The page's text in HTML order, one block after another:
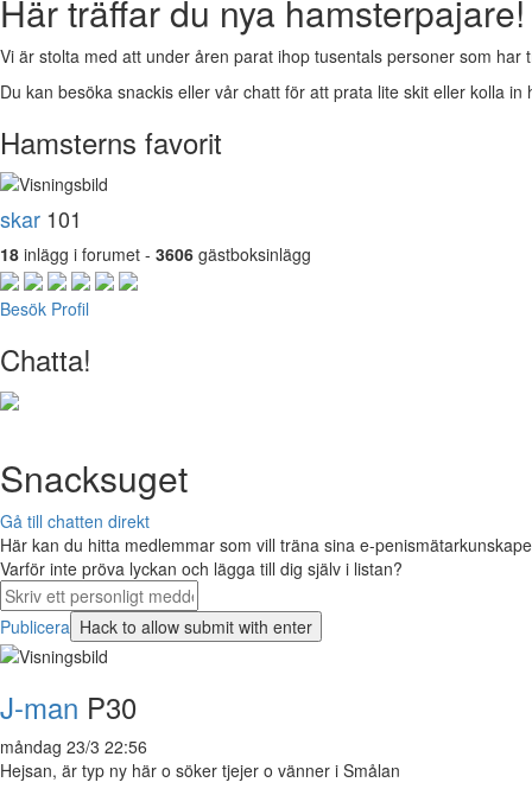
Här träffar du nya hamsterpajare!
Vi är stolta med att under åren parat ihop tusentals personer som har
Du kan besöka snackis eller vår chatt för att prata lite skit eller kolla
Hamsterns favorit
skar 101
18 inlägg i forumet - 3606 gästboksinlägg
Besök Profil
Chatta!
Snacksuget
Gå till chatten direkt
Här kan du hitta medlemmar som vill träna sina e-
Varför inte pröva lyckan och lägga till dig själv i listan?
Publicera
J-man P30
måndag 23/3 22:56
Hejsan, är typ ny här o söker tjejer o vänner i Smålan